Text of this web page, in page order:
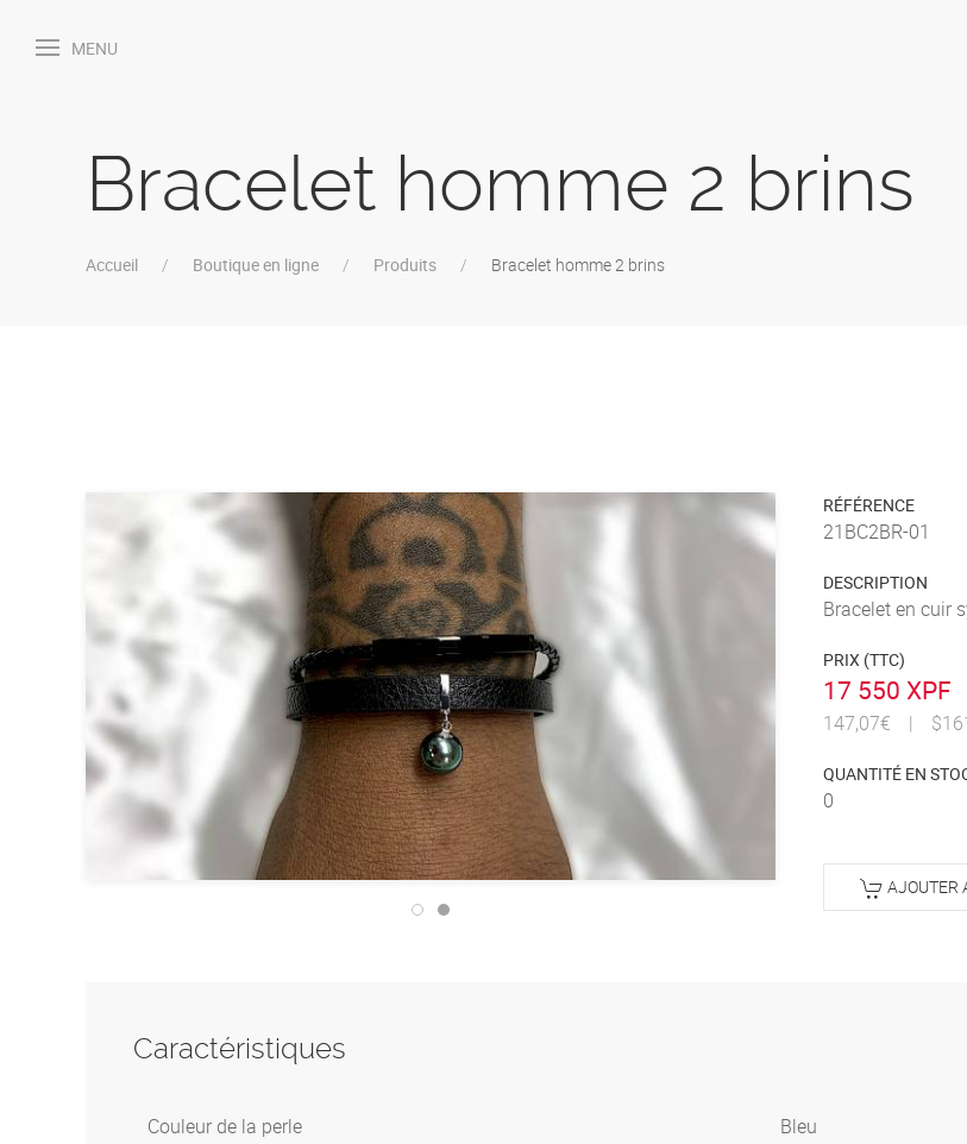
MENU
Bracelet homme 2 brins
Accueil Boutique en ligne Produits Bracelet homme 2 brins
RÉFÉRENCE
21BC2BR-01
DESCRIPTION
Bracelet en cuir
PRIX (TTC)
17 550 XPF
147,07€ |
QUANTITÉ EN
0
AJOUTER
Caractéristiques
Couleur de la perle Bleu